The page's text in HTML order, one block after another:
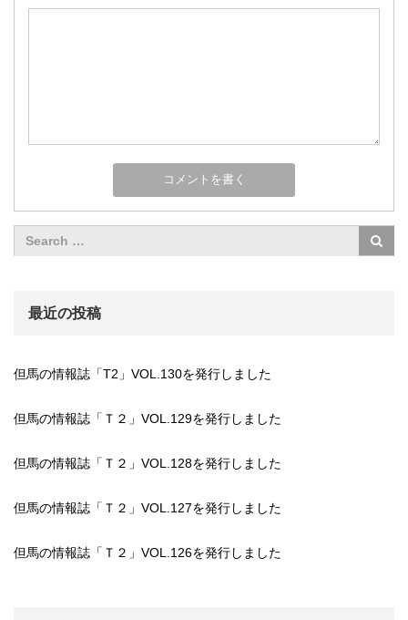
最近の投稿
但馬の情報誌「T2」VOL.130を発行しました
但馬の情報誌「Ｔ２」VOL.129を発行しました
但馬の情報誌「Ｔ２」VOL.128を発行しました
但馬の情報誌「Ｔ２」VOL.127を発行しました
但馬の情報誌「Ｔ２」VOL.126を発行しました